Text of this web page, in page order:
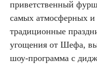
приветственный
самых атмосферных
традиционные
угощения от Шефа,
шоу-программа с